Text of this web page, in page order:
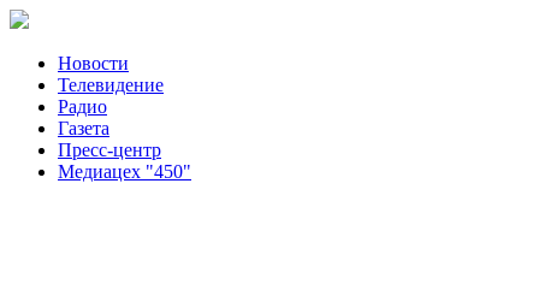
Новости
Телевидение
Радио
Газета
Пресс-центр
Медиацех "450"